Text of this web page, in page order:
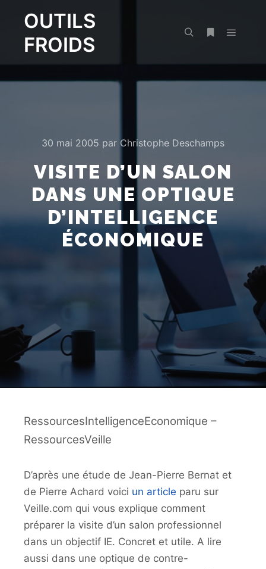
OUTILS
FROIDS
30 mai 2005 par Christophe Deschamps
VISITE D’UN SALON
DANS UNE OPTIQUE
D’INTELLIGENCE
ÉCONOMIQUE
RessourcesIntelligenceEconomique –
RessourcesVeille
D’après une étude de Jean-Pierre Bernat et
de Pierre Achard voici un article paru sur
Veille.com qui vous explique comment
préparer la visite d’un salon professionnel
dans un objectif IE. Concret et utile. A lire
aussi dans une optique de contre-